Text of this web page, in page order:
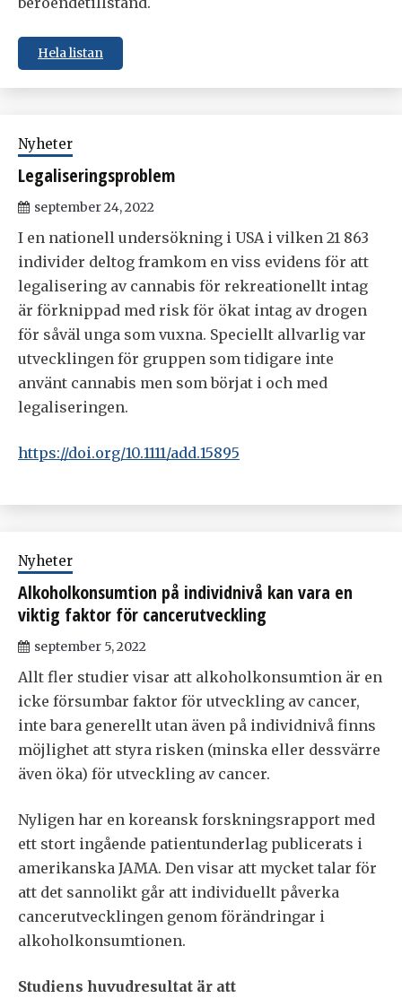
Hela listan
Nyheter
Legaliseringsproblem
september 24, 2022
I en nationell undersökning i USA i vilken 21 863
individer deltog framkom en viss evidens för att
legalisering av cannabis för rekreationellt intag
är förknippad med risk för ökat intag av drogen
för såväl unga som vuxna. Speciellt allvarlig var
utvecklingen för gruppen som tidigare inte
använt cannabis men som börjat i och med
legaliseringen.
https://doi.org/10.1111/add.15895
Nyheter
Alkoholkonsumtion på individnivå kan vara en
viktig faktor för cancerutveckling
september 5, 2022
Allt fler studier visar att alkoholkonsumtion är en
icke försumbar faktor för utveckling av cancer,
inte bara generellt utan även på individnivå finns
möjlighet att styra risken (minska eller dessvärre
även öka) för utveckling av cancer.
Nyligen har en koreansk forskningsrapport med
ett stort ingående patientunderlag publicerats i
amerikanska JAMA. Den visar att mycket talar för
att det sannolikt går att individuellt påverka
cancerutvecklingen genom förändringar i
alkoholkonsumtionen.
Studiens huvudresultat är att